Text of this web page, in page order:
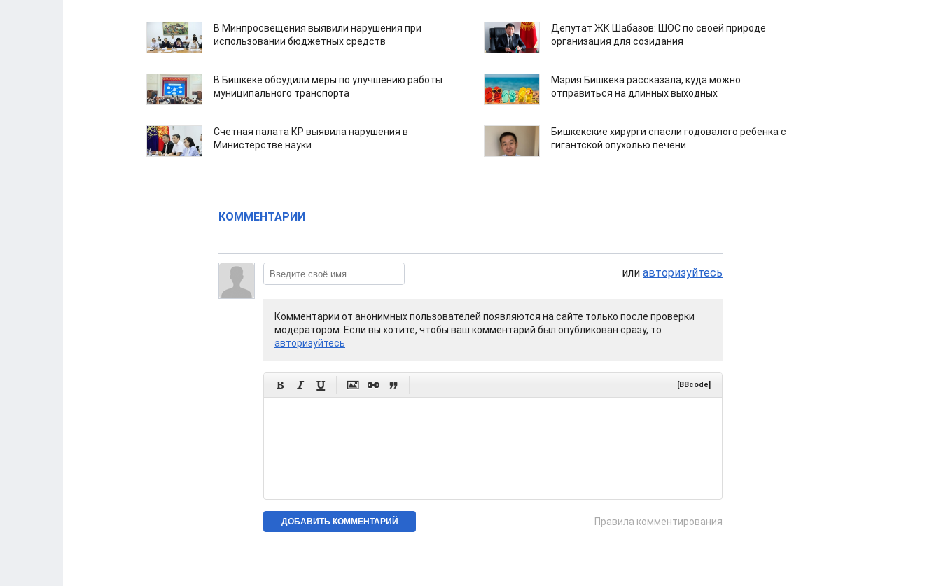
В Минпросвещения выявили нарушения при
использовании бюджетных средств
Депутат ЖК Шабазов: ШОС по своей природе
организация для созидания
В Бишкеке обсудили меры по улучшению работы
муниципального транспорта
Мэрия Бишкека рассказала, куда можно
отправиться на длинных выходных
Счетная палата КР выявила нарушения в
Министерстве науки
Бишкекские хирурги спасли годовалого ребенка с
гигантской опухолью печени
КОММЕНТАРИИ
или авторизуйтесь
Комментарии от анонимных пользователей появляются на сайте только после проверки
модератором. Если вы хотите, чтобы ваш комментарий был опубликован сразу, то
авторизуйтесь
      [BBcode]
Правила комментирования